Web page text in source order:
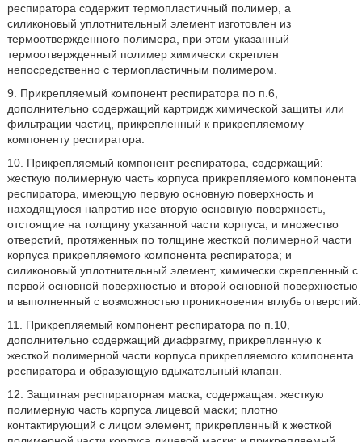
респиратора содержит термопластичный полимер, а
силиконовый уплотнительный элемент изготовлен из
термоотвержденного полимера, при этом указанный
термоотвержденный полимер химически скреплен
непосредственно с термопластичным полимером.
9. Прикрепляемый компонент респиратора по п.6,
дополнительно содержащий картридж химической защиты или
фильтрации частиц, прикрепленный к прикрепляемому
компоненту респиратора.
10. Прикрепляемый компонент респиратора, содержащий:
жесткую полимерную часть корпуса прикрепляемого компонента
респиратора, имеющую первую основную поверхность и
находящуюся напротив нее вторую основную поверхность,
отстоящие на толщину указанной части корпуса, и множество
отверстий, протяженных по толщине жесткой полимерной части
корпуса прикрепляемого компонента респиратора; и
силиконовый уплотнительный элемент, химически скрепленный с
первой основной поверхностью и второй основной поверхностью
и выполненный с возможностью проникновения вглубь отверстий.
11. Прикрепляемый компонент респиратора по п.10,
дополнительно содержащий диафрагму, прикрепленную к
жесткой полимерной части корпуса прикрепляемого компонента
респиратора и образующую вдыхательный клапан.
12. Защитная респираторная маска, содержащая: жесткую
полимерную часть корпуса лицевой маски; плотно
контактирующий с лицом элемент, прикрепленный к жесткой